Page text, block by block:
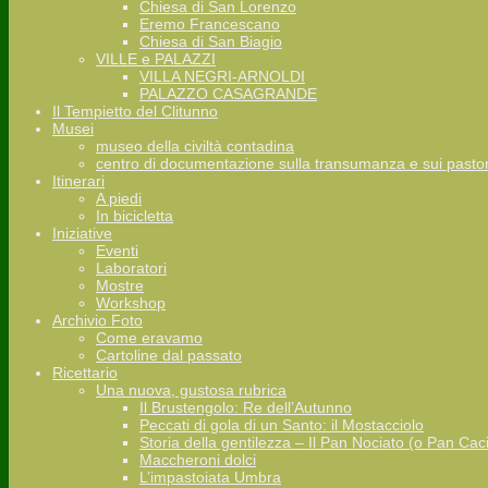
Chiesa di San Lorenzo
Eremo Francescano
Chiesa di San Biagio
VILLE e PALAZZI
VILLA NEGRI-ARNOLDI
PALAZZO CASAGRANDE
Il Tempietto del Clitunno
Musei
museo della civiltà contadina
centro di documentazione sulla transumanza e sui
Itinerari
A piedi
In bicicletta
Iniziative
Eventi
Laboratori
Mostre
Workshop
Archivio Foto
Come eravamo
Cartoline dal passato
Ricettario
Una nuova, gustosa rubrica
Il Brustengolo: Re dell’Autunno
Peccati di gola di un Santo: il Mostacciolo
Storia della gentilezza – Il Pan Nociato (o Pan
Maccheroni dolci
L’impastoiata Umbra